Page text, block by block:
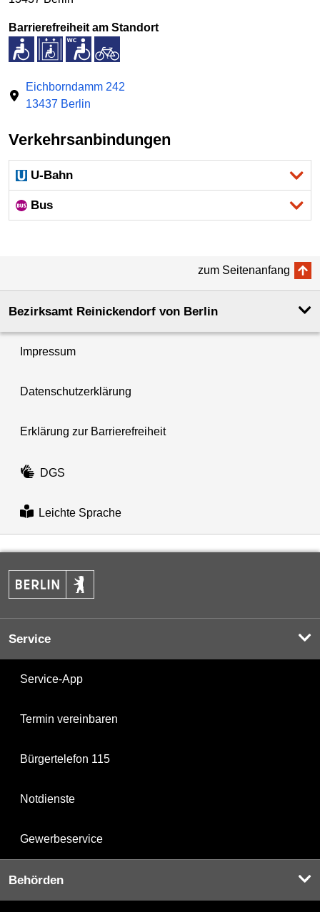
Barrierefreiheit am Standort
Eichborndamm 242
13437 Berlin
Verkehrsanbindungen
U-Bahn
Bus
zum Seitenanfang
Bezirksamt Reinickendorf von Berlin
Impressum
Datenschutzerklärung
Erklärung zur Barrierefreiheit
DGS
Leichte Sprache
Service
Service-App
Termin vereinbaren
Bürgertelefon 115
Notdienste
Gewerbeservice
Behörden